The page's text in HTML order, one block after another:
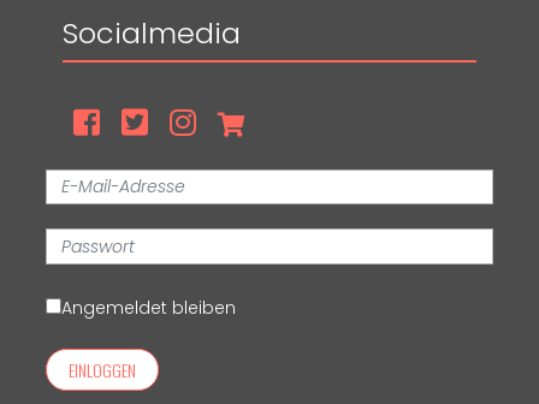
Socialmedia
Angemeldet bleiben
EINLOGGEN